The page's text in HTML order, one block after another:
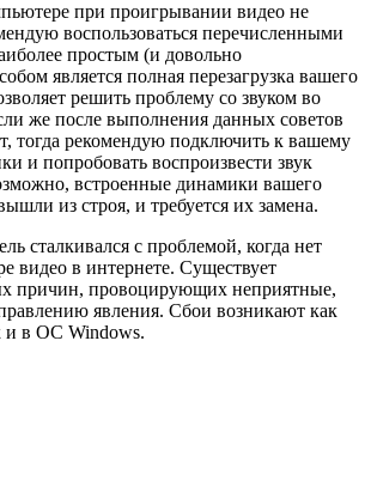
при проигрывании видео не
воспользоваться перечисленными
простым (и довольно
является полная перезагрузка вашего
решить проблему со звуком во
же после выполнения данных советов
тогда рекомендую подключить к вашему
и попробовать воспроизвести звук
встроенные динамики вашего
из строя, и требуется их замена.
сталкивался с проблемой, когда нет
видео в интернете. Существует
причин, провоцирующих неприятные,
явления. Сбои возникают как
и в ОС Windows.